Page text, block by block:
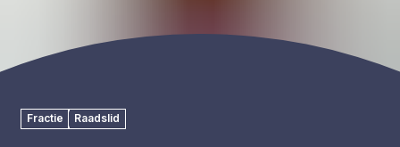
Fractie Raadslid